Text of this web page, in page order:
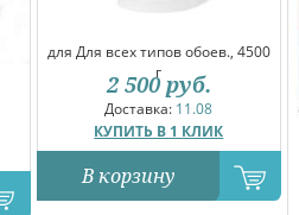
для Для всех типов обоев., 4500
г
Доставка: 11.08
КУПИТЬ В 1 КЛИК
2 500 руб.
В корзину